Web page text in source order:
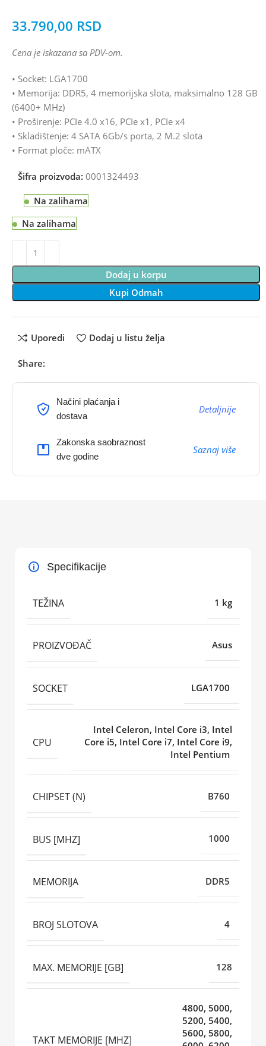
33.790,00 RSD
Cena je iskazana sa PDV-om.
• Socket: LGA1700
• Memorija: DDR5, 4 memorijska slota, maksimalno 128 GB
(6400+ MHz)
• Proširenje: PCIe 4.0 x16, PCIe x1, PCIe x4
• Skladištenje: 4 SATA 6Gb/s porta, 2 M.2 slota
• Format ploče: mATX
Šifra proizvoda:0001324493
Na zalihama
Na zalihama
Dodaj u korpu
Kupi Odmah
Uporedi Dodaj u listu želja
Share:
Načini plaćanja i
dostava
Detaljnije
Zakonska saobraznost
dve godine
Saznaj više
Specifikacije
TEŽINA 1 kg
PROIZVOĐAČ Asus
SOCKET LGA1700
CPU
Intel Celeron, Intel Core i3, Intel
Core i5, Intel Core i7, Intel Core i9,
Intel Pentium
CHIPSET (N) B760
BUS [MHZ] 1000
MEMORIJA DDR5
BROJ SLOTOVA 4
MAX. MEMORIJE [GB] 128
TAKT MEMORIJE [MHZ]
4800, 5000,
5200, 5400,
5600, 5800,